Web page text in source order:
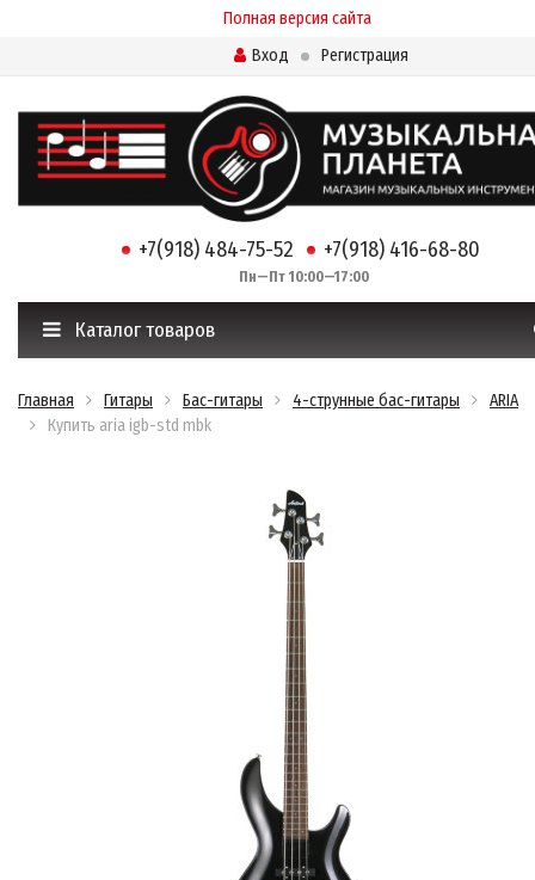
Полная версия сайта
Вход
Регистрация
+7(918) 484-75-52 +7(918) 416-68-80
Пн—Пт 10:00—17:00
Каталог товаров
Главная Гитары Бас-гитары 4-струнные бас-гитары
ARIA
Купить aria igb-std mbk